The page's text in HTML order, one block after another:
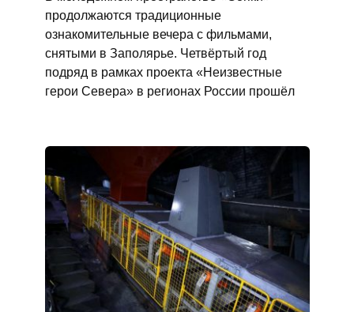
продолжаются традиционные
ознакомительные вечера с фильмами,
снятыми в Заполярье. Четвёртый год
подряд в рамках проекта «Неизвестные
герои Севера» в регионах России прошёл